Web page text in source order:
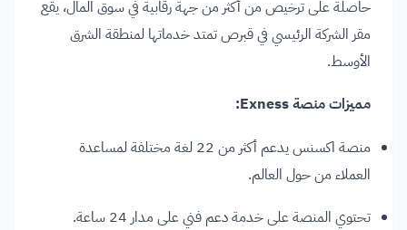
حاصلة على ترخيص من أكثر من جهة رقابية في سوق المال، يقع
مقر الشركة الرئيسي في قبرص تمتد خدماتها لمنطقة الشرق
الأوسط.
مميزات منصة Exness:
منصة اكسنس يدعم أكثر من 22 لغة مختلفة لمساعدة
العملاء من حول العالم.
تحتوي المنصة على خدمة دعم فني على مدار 24 ساعة.